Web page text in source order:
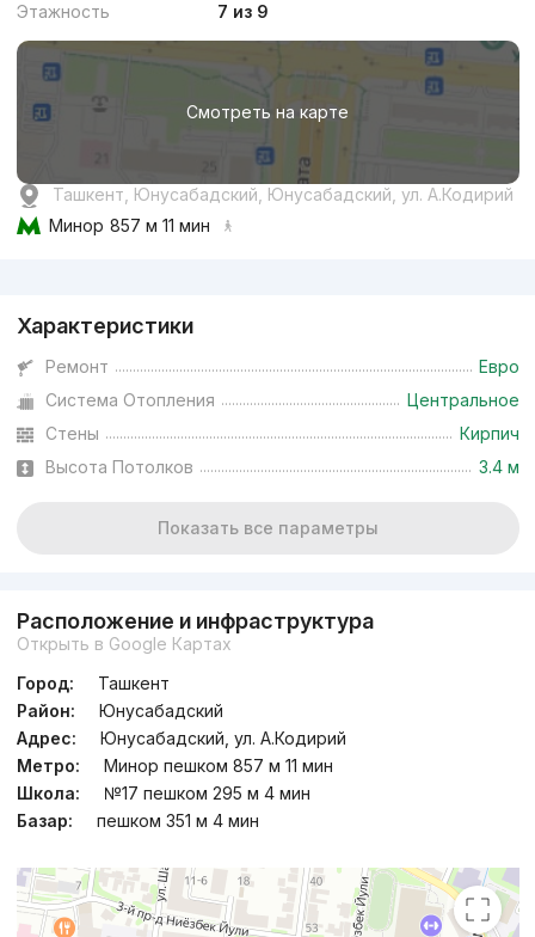
Этажность
7 из 9
Смотреть на карте
Ташкент, Юнусабадский, Юнусабадский, ул. А.Кодирий
Минор 857 м 11 мин
Характеристики
Ремонт
Евро
Система Отопления
Центральное
Стены
Кирпич
Высота Потолков
3.4 м
Показать все параметры
Расположение и инфраструктура
Открыть в Google Картах
Город:
Ташкент
Район:
Юнусабадский
Адрес:
Юнусабадский, ул. А.Кодирий
Метро:
Минор пешком 857 м 11 мин
Школа:
№17 пешком 295 м 4 мин
Базар:
пешком 351 м 4 мин